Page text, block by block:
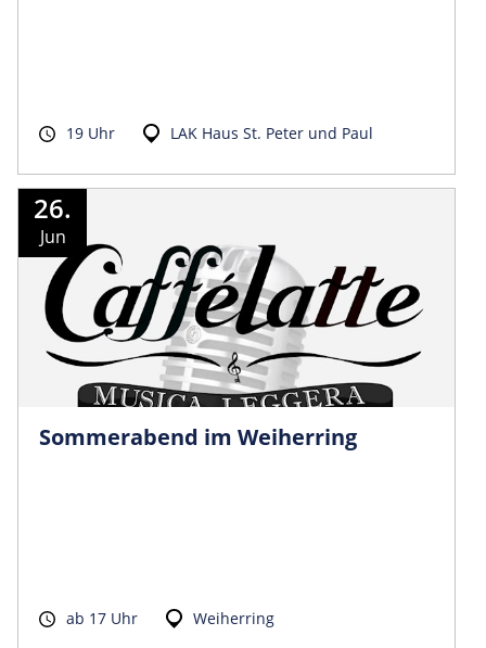
19 Uhr LAK Haus St. Peter und Paul
26.
Jun
Sommerabend im Weiherring
ab 17 Uhr Weiherring